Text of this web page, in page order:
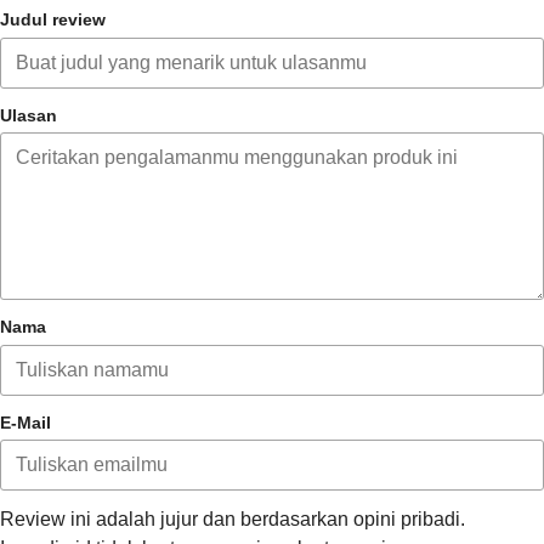
Judul review
Ulasan
Nama
E-Mail
Review ini adalah jujur dan berdasarkan opini pribadi.